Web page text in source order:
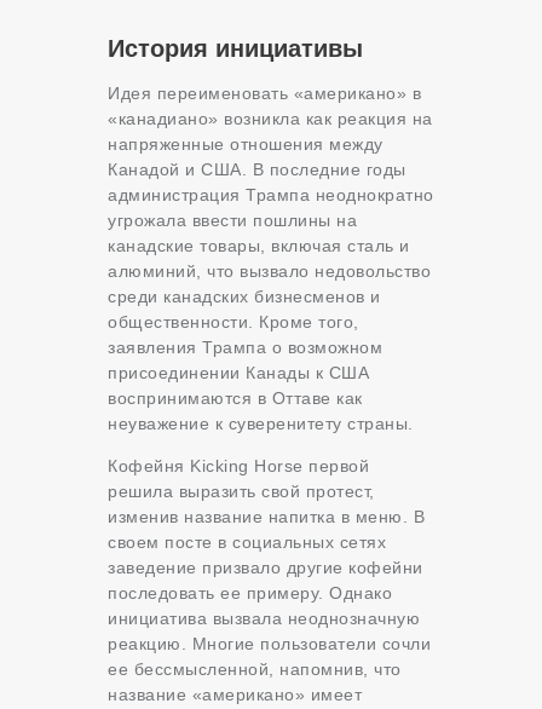
История инициативы
Идея переименовать «американо» в
«канадиано» возникла как реакция на
напряженные отношения между
Канадой и США. В последние годы
администрация Трампа неоднократно
угрожала ввести пошлины на
канадские товары, включая сталь и
алюминий, что вызвало недовольство
среди канадских бизнесменов и
общественности. Кроме того,
заявления Трампа о возможном
присоединении Канады к США
воспринимаются в Оттаве как
неуважение к суверенитету страны.
Кофейня Kicking Horse первой
решила выразить свой протест,
изменив название напитка в меню. В
своем посте в социальных сетях
заведение призвало другие кофейни
последовать ее примеру. Однако
инициатива вызвала неоднозначную
реакцию. Многие пользователи сочли
ее бессмысленной, напомнив, что
название «американо» имеет